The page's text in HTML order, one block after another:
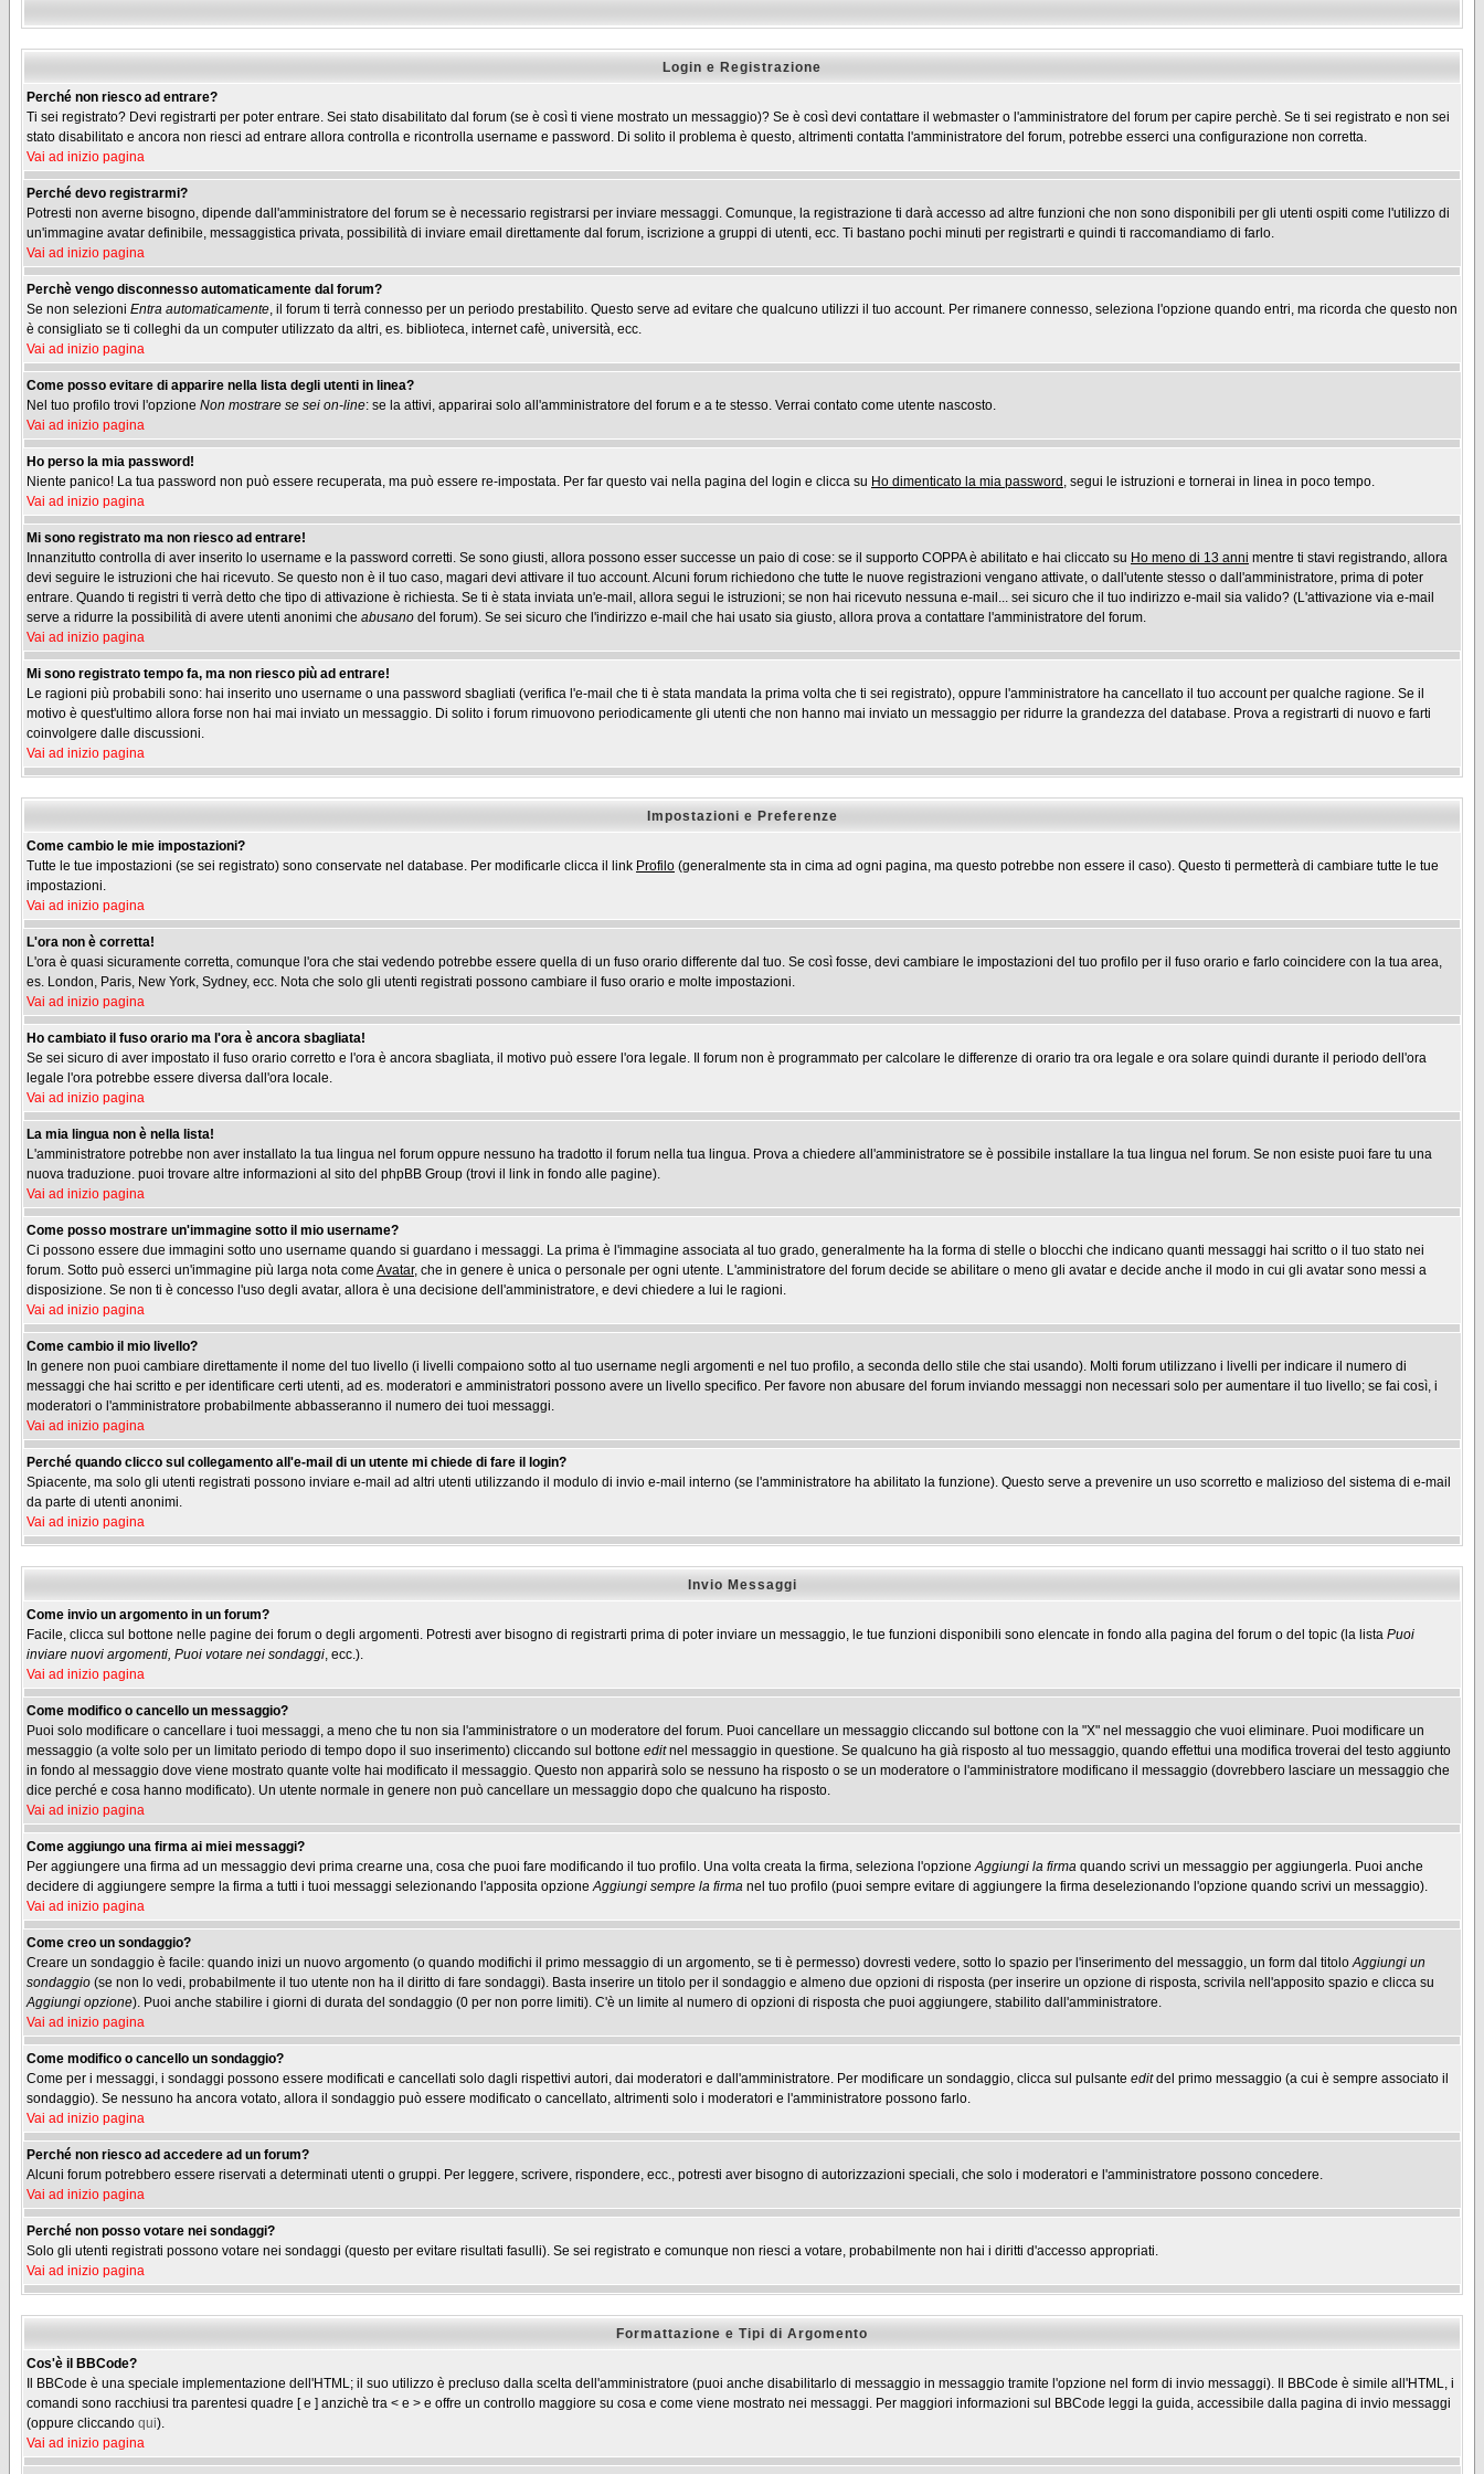
Login e Registrazione
Perché non riesco ad entrare?
Ti sei registrato? Devi registrarti per poter entrare. Sei stato disabilitato dal forum (se è così ti viene mostrato un messaggio)? Se è così devi contattare il webmaster o l'amministratore del forum per capire perchè. Se ti sei registrato e non sei
stato disabilitato e ancora non riesci ad entrare allora controlla e ricontrolla username e password. Di solito il problema è questo, altrimenti contatta l'amministratore del forum, potrebbe esserci una configurazione non corretta.
Vai ad inizio pagina
Perché devo registrarmi?
Potresti non averne bisogno, dipende dall'amministratore del forum se è necessario registrarsi per inviare messaggi. Comunque, la registrazione ti darà accesso ad altre funzioni che non sono disponibili per gli utenti ospiti come l'utilizzo di
un'immagine avatar definibile, messaggistica privata, possibilità di inviare email direttamente dal forum, iscrizione a gruppi di utenti, ecc. Ti bastano pochi minuti per registrarti e quindi ti raccomandiamo di farlo.
Vai ad inizio pagina
Perchè vengo disconnesso automaticamente dal forum?
Se non selezioni Entra automaticamente, il forum ti terrà connesso per un periodo prestabilito. Questo serve ad evitare che qualcuno utilizzi il tuo account. Per rimanere connesso, seleziona l'opzione quando entri, ma ricorda che questo non
è consigliato se ti colleghi da un computer utilizzato da altri, es. biblioteca, internet cafè, università, ecc.
Vai ad inizio pagina
Come posso evitare di apparire nella lista degli utenti in linea?
Nel tuo profilo trovi l'opzione Non mostrare se sei on-line: se la attivi, apparirai solo all'amministratore del forum e a te stesso. Verrai contato come utente nascosto.
Vai ad inizio pagina
Ho perso la mia password!
Niente panico! La tua password non può essere recuperata, ma può essere re-impostata. Per far questo vai nella pagina del login e clicca su Ho dimenticato la mia password , segui le istruzioni e tornerai in linea in poco tempo.
Vai ad inizio pagina
Mi sono registrato ma non riesco ad entrare!
Innanzitutto controlla di aver inserito lo username e la password corretti. Se sono giusti, allora possono esser successe un paio di cose: se il supporto COPPA è abilitato e hai cliccato su Ho meno di 13 anni mentre ti stavi registrando, allora
devi seguire le istruzioni che hai ricevuto. Se questo non è il tuo caso, magari devi attivare il tuo account. Alcuni forum richiedono che tutte le nuove registrazioni vengano attivate, o dall'utente stesso o dall'amministratore, prima di poter
entrare. Quando ti registri ti verrà detto che tipo di attivazione è richiesta. Se ti è stata inviata un'e-mail, allora segui le istruzioni; se non hai ricevuto nessuna e-mail... sei sicuro che il tuo indirizzo e-mail sia valido? (L'attivazione via e-mail
serve a ridurre la possibilità di avere utenti anonimi che abusano del forum). Se sei sicuro che l'indirizzo e-mail che hai usato sia giusto, allora prova a contattare l'amministratore del forum.
Vai ad inizio pagina
Mi sono registrato tempo fa, ma non riesco più ad entrare!
Le ragioni più probabili sono: hai inserito uno username o una password sbagliati (verifica l'e-mail che ti è stata mandata la prima volta che ti sei registrato), oppure l'amministratore ha cancellato il tuo account per qualche ragione. Se il
motivo è quest'ultimo allora forse non hai mai inviato un messaggio. Di solito i forum rimuovono periodicamente gli utenti che non hanno mai inviato un messaggio per ridurre la grandezza del database. Prova a registrarti di nuovo e farti
coinvolgere dalle discussioni.
Vai ad inizio pagina
Impostazioni e Preferenze
Come cambio le mie impostazioni?
Tutte le tue impostazioni (se sei registrato) sono conservate nel database. Per modificarle clicca il link Profilo (generalmente sta in cima ad ogni pagina, ma questo potrebbe non essere il caso). Questo ti permetterà di cambiare tutte le tue
impostazioni.
Vai ad inizio pagina
L'ora non è corretta!
L'ora è quasi sicuramente corretta, comunque l'ora che stai vedendo potrebbe essere quella di un fuso orario differente dal tuo. Se così fosse, devi cambiare le impostazioni del tuo profilo per il fuso orario e farlo coincidere con la tua area,
es. London, Paris, New York, Sydney, ecc. Nota che solo gli utenti registrati possono cambiare il fuso orario e molte impostazioni.
Vai ad inizio pagina
Ho cambiato il fuso orario ma l'ora è ancora sbagliata!
Se sei sicuro di aver impostato il fuso orario corretto e l'ora è ancora sbagliata, il motivo può essere l'ora legale. Il forum non è programmato per calcolare le differenze di orario tra ora legale e ora solare quindi durante il periodo dell'ora
legale l'ora potrebbe essere diversa dall'ora locale.
Vai ad inizio pagina
La mia lingua non è nella lista!
L'amministratore potrebbe non aver installato la tua lingua nel forum oppure nessuno ha tradotto il forum nella tua lingua. Prova a chiedere all'amministratore se è possibile installare la tua lingua nel forum. Se non esiste puoi fare tu una
nuova traduzione. puoi trovare altre informazioni al sito del phpBB Group (trovi il link in fondo alle pagine).
Vai ad inizio pagina
Come posso mostrare un'immagine sotto il mio username?
Ci possono essere due immagini sotto uno username quando si guardano i messaggi. La prima è l'immagine associata al tuo grado, generalmente ha la forma di stelle o blocchi che indicano quanti messaggi hai scritto o il tuo stato nei
forum. Sotto può esserci un'immagine più larga nota come Avatar, che in genere è unica o personale per ogni utente. L'amministratore del forum decide se abilitare o meno gli avatar e decide anche il modo in cui gli avatar sono messi a
disposizione. Se non ti è concesso l'uso degli avatar, allora è una decisione dell'amministratore, e devi chiedere a lui le ragioni.
Vai ad inizio pagina
Come cambio il mio livello?
In genere non puoi cambiare direttamente il nome del tuo livello (i livelli compaiono sotto al tuo username negli argomenti e nel tuo profilo, a seconda dello stile che stai usando). Molti forum utilizzano i livelli per indicare il numero di
messaggi che hai scritto e per identificare certi utenti, ad es. moderatori e amministratori possono avere un livello specifico. Per favore non abusare del forum inviando messaggi non necessari solo per aumentare il tuo livello; se fai così, i
moderatori o l'amministratore probabilmente abbasseranno il numero dei tuoi messaggi.
Vai ad inizio pagina
Perché quando clicco sul collegamento all'e-mail di un utente mi chiede di fare il login?
Spiacente, ma solo gli utenti registrati possono inviare e-mail ad altri utenti utilizzando il modulo di invio e-mail interno (se l'amministratore ha abilitato la funzione). Questo serve a prevenire un uso scorretto e malizioso del sistema di e-mail
da parte di utenti anonimi.
Vai ad inizio pagina
Invio Messaggi
Come invio un argomento in un forum?
Facile, clicca sul bottone nelle pagine dei forum o degli argomenti. Potresti aver bisogno di registrarti prima di poter inviare un messaggio, le tue funzioni disponibili sono elencate in fondo alla pagina del forum o del topic (la lista Puoi
inviare nuovi argomenti, Puoi votare nei sondaggi, ecc.).
Vai ad inizio pagina
Come modifico o cancello un messaggio?
Puoi solo modificare o cancellare i tuoi messaggi, a meno che tu non sia l'amministratore o un moderatore del forum. Puoi cancellare un messaggio cliccando sul bottone con la "X" nel messaggio che vuoi eliminare. Puoi modificare un
messaggio (a volte solo per un limitato periodo di tempo dopo il suo inserimento) cliccando sul bottone editnel messaggio in questione. Se qualcuno ha già risposto al tuo messaggio, quando effettui una modifica troverai del testo aggiunto
in fondo al messaggio dove viene mostrato quante volte hai modificato il messaggio. Questo non apparirà solo se nessuno ha risposto o se un moderatore o l'amministratore modificano il messaggio (dovrebbero lasciare un messaggio che
dice perché e cosa hanno modificato). Un utente normale in genere non può cancellare un messaggio dopo che qualcuno ha risposto.
Vai ad inizio pagina
Come aggiungo una firma ai miei messaggi?
Per aggiungere una firma ad un messaggio devi prima crearne una, cosa che puoi fare modificando il tuo profilo. Una volta creata la firma, seleziona l'opzioneAggiungi la firma quando scrivi un messaggio per aggiungerla. Puoi anche
decidere di aggiungere sempre la firma a tutti i tuoi messaggi selezionando l'apposita opzioneAggiungi sempre la firma nel tuo profilo (puoi sempre evitare di aggiungere la firma deselezionando l'opzione quando scrivi un messaggio).
Vai ad inizio pagina
Come creo un sondaggio?
Creare un sondaggio è facile: quando inizi un nuovo argomento (o quando modifichi il primo messaggio di un argomento, se ti è permesso) dovresti vedere, sotto lo spazio per l'inserimento del messaggio, un form dal titoloAggiungi un
sondaggio (se non lo vedi, probabilmente il tuo utente non ha il diritto di fare sondaggi). Basta inserire un titolo per il sondaggio e almeno due opzioni di risposta (per inserire un opzione di risposta, scrivila nell'apposito spazio e clicca su
Aggiungi opzione). Puoi anche stabilire i giorni di durata del sondaggio (0 per non porre limiti). C'è un limite al numero di opzioni di risposta che puoi aggiungere, stabilito dall'amministratore.
Vai ad inizio pagina
Come modifico o cancello un sondaggio?
Come per i messaggi, i sondaggi possono essere modificati e cancellati solo dagli rispettivi autori, dai moderatori e dall'amministratore. Per modificare un sondaggio, clicca sul pulsante editdel primo messaggio (a cui è sempre associato il
sondaggio). Se nessuno ha ancora votato, allora il sondaggio può essere modificato o cancellato, altrimenti solo i moderatori e l'amministratore possono farlo.
Vai ad inizio pagina
Perché non riesco ad accedere ad un forum?
Alcuni forum potrebbero essere riservati a determinati utenti o gruppi. Per leggere, scrivere, rispondere, ecc., potresti aver bisogno di autorizzazioni speciali, che solo i moderatori e l'amministratore possono concedere.
Vai ad inizio pagina
Perché non posso votare nei sondaggi?
Solo gli utenti registrati possono votare nei sondaggi (questo per evitare risultati fasulli). Se sei registrato e comunque non riesci a votare, probabilmente non hai i diritti d'accesso appropriati.
Vai ad inizio pagina
Formattazione e Tipi di Argomento
Cos'è il BBCode?
Il BBCode è una speciale implementazione dell'HTML; il suo utilizzo è precluso dalla scelta dell'amministratore (puoi anche disabilitarlo di messaggio in messaggio tramite l'opzione nel form di invio messaggi). Il BBCode è simile all'HTML, i
comandi sono racchiusi tra parentesi quadre [ e ] anzichè tra < e > e offre un controllo maggiore su cosa e come viene mostrato nei messaggi. Per maggiori informazioni sul BBCode leggi la guida, accessibile dalla pagina di invio messaggi
(oppure cliccando qui).
Vai ad inizio pagina